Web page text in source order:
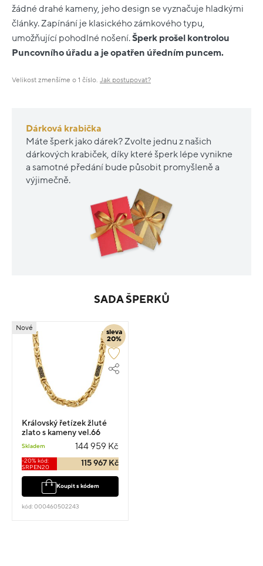
žádné drahé kameny, jeho design se vyznačuje hladkými
články. Zapínání je klasického zámkového typu,
umožňující pohodlné nošení.Šperk prošel kontrolou
Puncovního úřadu a je opatřen úředním puncem.
Velikost zmenšíme o 1 číslo. Jak postupovat?
Dárková krabička
Máte šperk jako dárek? Zvolte jednu z našich
dárkových krabiček, díky které šperk lépe vynikne
a samotné předání bude působit promyšleně a
výjimečně.
SADA ŠPERKŮ
sleva
20%
Nové
Královský řetízek žluté
zlato s kameny vel.66
Skladem 144 959 Kč
-20% kód:
SRPEN20
115 967 Kč
Koupit s kódem
kód: 000460502243